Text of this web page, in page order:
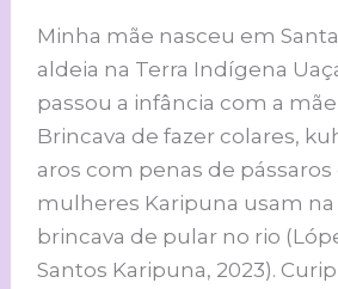
Minha mãe nasceu em
aldeia na Terra Indígena
passou a infância com a
Brincava de fazer colares,
aros com penas de
mulheres Karipuna usam na
brincava de pular no rio
Santos Karipuna, 2023).